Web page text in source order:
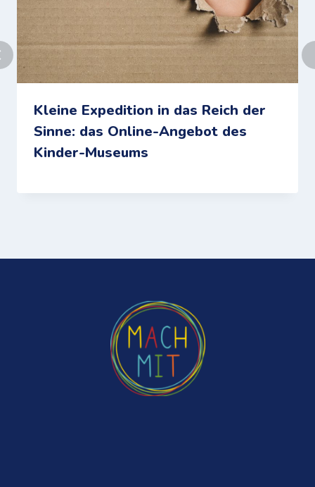
Kleine Expedition in das Reich der
Sinne: das Online-Angebot des
Kinder-Museums